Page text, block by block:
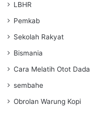
LBHR
Pemkab
Sekolah Rakyat
Bismania
Cara Melatih Otot Dada
sembahe
Obrolan Warung Kopi